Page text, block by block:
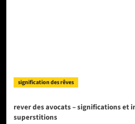
signification des rêves
rever des avocats – significations et
superstitions